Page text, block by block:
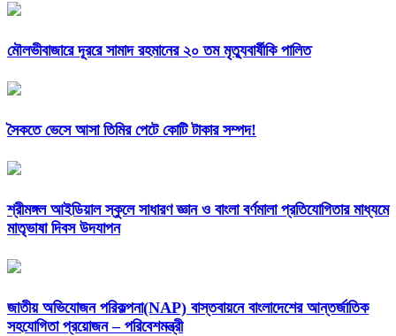
মৌলভীবাজারে দূররে সামাদ রহমানের ২০ তম মৃত্যুবার্ষীকি পালিত
সৈকতে ভেসে আসা তিমির পেটে কোটি টাকার সম্পদ!
শ্রীমঙ্গল আইডিয়াল স্কুলে সাধারণ জ্ঞান ও বাংলা বর্ণমালা প্রতিযোগিতার মাধ্যমে
মাতৃভাষা দিবস উদযাপন
জাতীয় অভিযোজন পরিকল্পনা(NAP) বাস্তবায়নে বাংলাদেশের আন্তর্জাতিক
সহযোগিতা প্রয়োজন – পরিবেশমন্ত্রী